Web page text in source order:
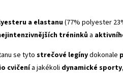
a elastanu(77% polyester
tréninkůa
se tyto strečové legínydokonale
cvičenía jakékoli dynamické sporty